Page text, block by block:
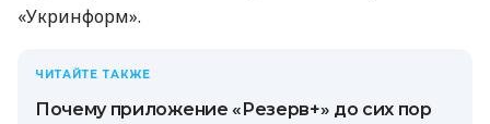
«Укринформ».
ЧИТАЙТЕ ТАКЖЕ
Почему приложение «Резерв+» до сих пор